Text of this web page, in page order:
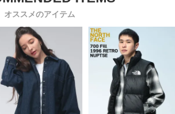
オススメのアイテム